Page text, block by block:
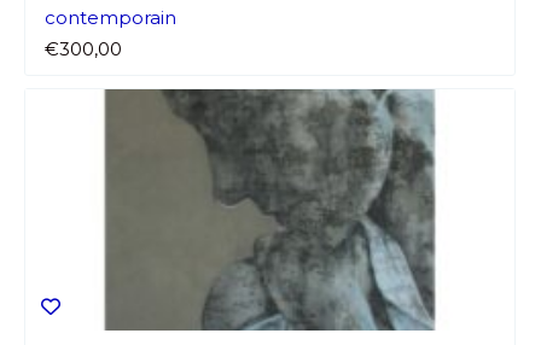
contemporain
€300,00